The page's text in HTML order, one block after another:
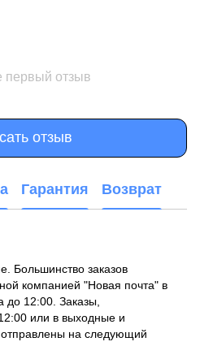
первый отзыв
отзыв
Гарантия Возврат
Большинство заказов
компанией "Новая почта" в
до 12:00. Заказы,
или в выходные и
на следующий